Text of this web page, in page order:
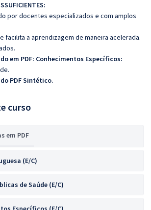
por docentes especializados e com amplos
facilita a aprendizagem de maneira acelerada.
em PDF: Conhecimentos Específicos:
PDF Sintético.
curso
em PDF
(E/C)
de Saúde (E/C)